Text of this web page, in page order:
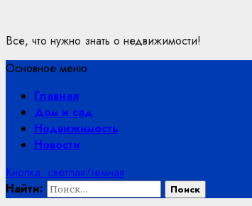
Все, что нужно знать о недвижимости!
Основное меню
Главная
Дом и сад
Недвижимость
Новости
Кнопка: светлая/темная
Найти: